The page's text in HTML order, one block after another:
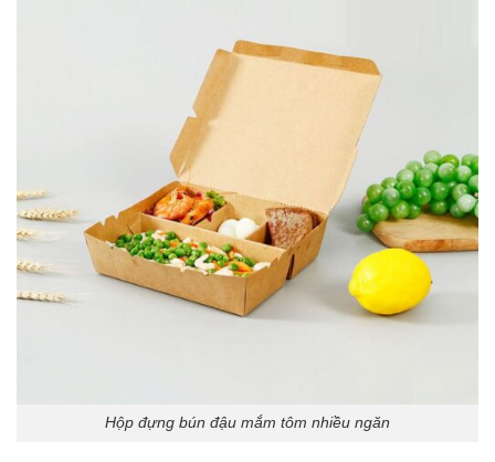
Hộp đựng bún đậu mắm tôm nhiều ngăn